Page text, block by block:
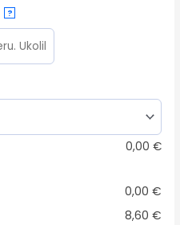
?
0,00 €
0,00 €
8,60 €